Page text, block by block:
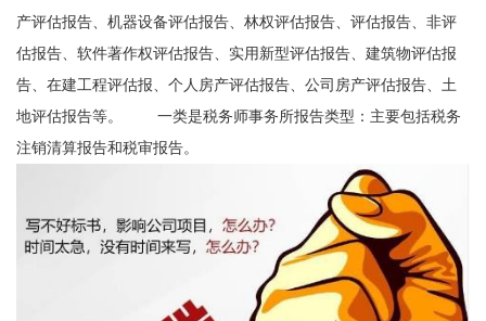
产评估报告、机器设备评估报告、林权评估报告、评估报告、非评
估报告、软件著作权评估报告、实用新型评估报告、建筑物评估报
告、在建工程评估报、个人房产评估报告、公司房产评估报告、土
地评估报告等。 一类是税务师事务所报告类型：主要包括税务
注销清算报告和税审报告。